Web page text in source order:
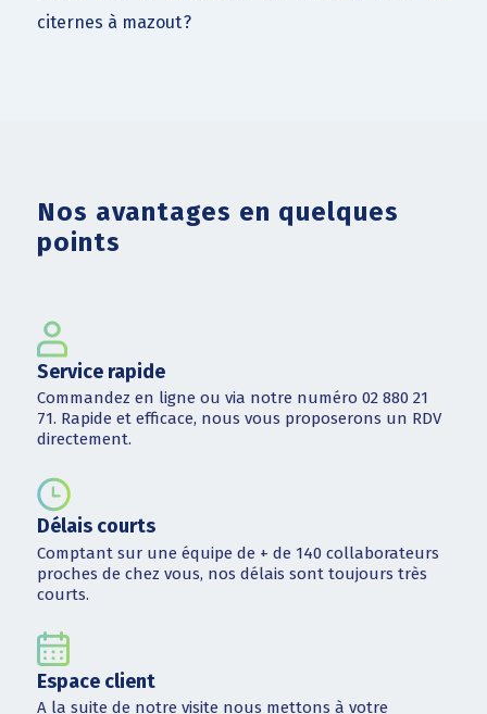
citernes à mazout ?
Nos avantages en quelques
points
Service rapide
Commandez en ligne ou via notre numéro 02 880 21
71. Rapide et efficace, nous vous proposerons un RDV
directement.
Délais courts
Comptant sur une équipe de + de 140 collaborateurs
proches de chez vous, nos délais sont toujours très
courts.
Espace client
A la suite de notre visite nous mettons à votre